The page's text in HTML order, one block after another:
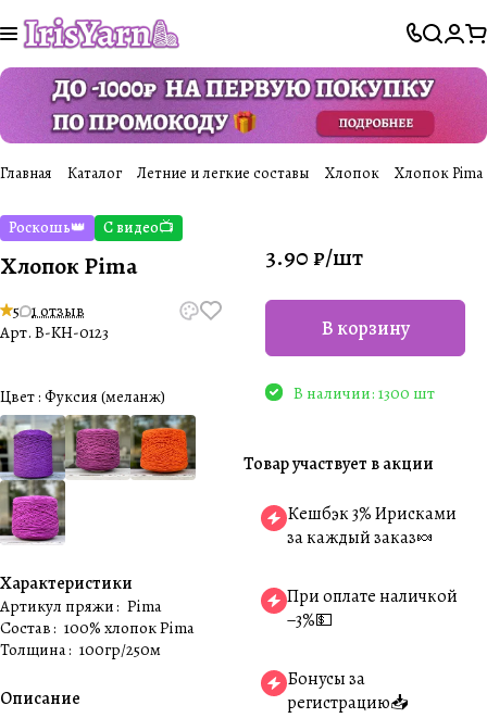
Главная Каталог Летние и легкие составы Хлопок Хлопок Pima
Роскошь👑 С видео📺
Хлопок Pima
5 1 отзыв
Арт. B-KH-0123
Цвет : Фуксия (меланж)
Характеристики
Артикул пряжи: Pima
Состав: 100% хлопок Pima
Толщина: 100гр/250м
Описание
3.90 ₽/шт
В корзину
В наличии: 1300 шт
Товар участвует в акции
Кешбэк 3% Ирисками
за каждый заказ🍬
При оплате наличкой
−3%💵
Бонусы за
регистрацию📥